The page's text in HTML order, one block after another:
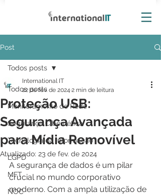
Post
Todos posts
Monitoramento de Rede
Segurança Cibernética
Tecnologia da Informação
LGPD
MFT
NOC
Todos posts
Proteção USB:
Segurança Avançada
para Mídia Removível
International IT
22 de fev. de 2024 2 min de leitura
Atualizado: 23 de fev. de 2024
A segurança de dados é um pilar
crucial no mundo corporativo
moderno. Com a ampla utilização de